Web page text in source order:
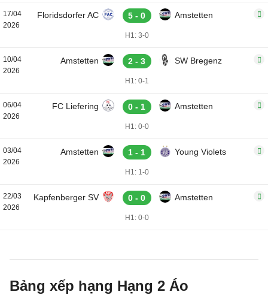
17/04
2026
Floridsdorfer AC 5 - 0 Amstetten
H1: 3-0
10/04
2026
Amstetten 2 - 3 SW Bregenz
H1: 0-1
06/04
2026
FC Liefering 0 - 1 Amstetten
H1: 0-0
03/04
2026
Amstetten 1 - 1 Young Violets
H1: 1-0
22/03
2026
Kapfenberger SV 0 - 0 Amstetten
H1: 0-0
Bảng xếp hạng Hạng 2 Áo